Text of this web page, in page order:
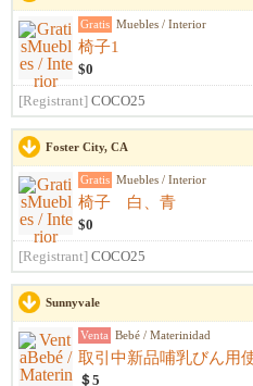
Gratis Muebles / Interior
椅子1
$0
[Registrant] COCO25
Foster City, CA
Gratis Muebles / Interior
椅子 白、青
$0
[Registrant] COCO25
Sunnyvale
Venta Bebé / Materinidad
取引中新品哺乳びん用
＄5